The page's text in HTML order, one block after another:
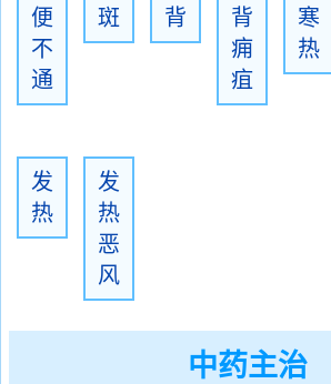
便
不
通
斑
背
背
痈
疽
寒
热
发
热
发
热
恶
风
中药主治